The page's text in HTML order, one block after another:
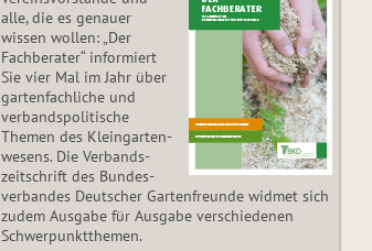
alle, die es genauer
wissen wollen: „Der
Fachberater“ informiert
Sie vier Mal im Jahr über
gartenfachliche und
verbandspolitische
Themen des Klein­gar­ten­
wesens. Die Ver­bands­
zeit­schrift des Bun­des­
ver­ban­des Deutscher Gartenfreunde widmet sich
zudem Ausgabe für Ausgabe verschiedenen
Schwer­punkt­the­men.